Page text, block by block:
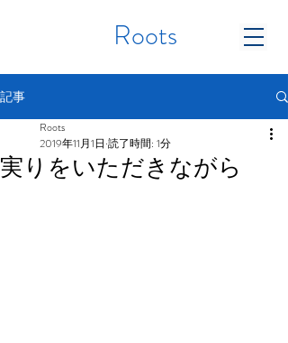
Roots
記事
実りをいただきながら
Roots
2019年11月1日 読了時間: 1分